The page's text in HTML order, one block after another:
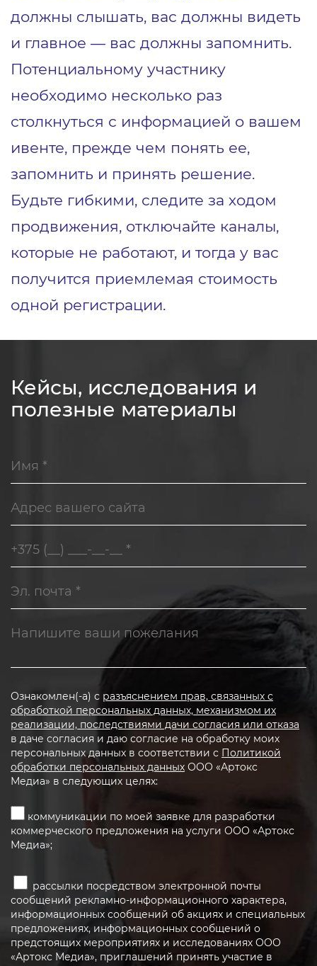
должны слышать, вас должны видеть
и главное ― вас должны запомнить.
Потенциальному участнику
необходимо несколько раз
столкнуться с информацией о вашем
ивенте, прежде чем понять ее,
запомнить и принять решение.
Будьте гибкими, следите за ходом
продвижения, отключайте каналы,
которые не работают, и тогда у вас
получится приемлемая стоимость
одной регистрации.
Кейсы, исследования и
полезные материалы
Ознакомлен(-а) с разъяснением прав, связанных с
обработкой персональных данных, механизмом их
реализации, последствиями дачи согласия или отказа
в даче согласия и даю согласие на обработку моих
персональных данных в соответствии с Политикой
обработки персональных данных ООО «Артокс
Медиа» в следующих целях:
коммуникации по моей заявке для разработки
коммерческого предложения на услуги ООО «Артокс
Медиа»;
рассылки посредством электронной почты
сообщений рекламно-информационного характера,
информационных сообщений об акциях и специальных
предложениях, информационных сообщений о
предстоящих мероприятиях и исследованиях ООО
«Артокс Медиа», приглашений принять участие в